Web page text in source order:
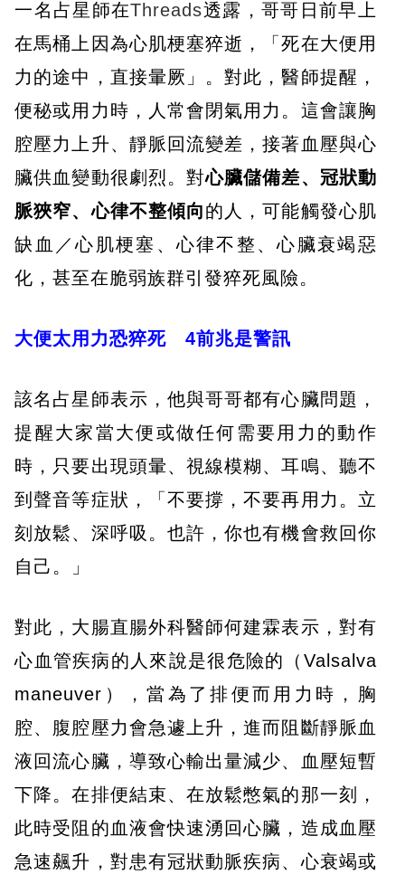
一名占星師在Threads透露，哥哥日前早上
在馬桶上因為心肌梗塞猝逝，「死在大便用
力的途中，直接暈厥」。對此，醫師提醒，
便秘或用力時，人常會閉氣用力。這會讓胸
腔壓力上升、靜脈回流變差，接著血壓與心
臟供血變動很劇烈。對心臟儲備差、冠狀動
脈狹窄、心律不整傾向的人，可能觸發心肌
缺血／心肌梗塞、心律不整、心臟衰竭惡
化，甚至在脆弱族群引發猝死風險。
大便太用力恐猝死 4前兆是警訊
該名占星師表示，他與哥哥都有心臟問題，
提醒大家當大便或做任何需要用力的動作
時，只要出現頭暈、視線模糊、耳鳴、聽不
到聲音等症狀，「不要撐，不要再用力。立
刻放鬆、深呼吸。也許，你也有機會救回你
自己。」
對此，大腸直腸外科醫師何建霖表示，對有
心血管疾病的人來說是很危險的（Valsalva
maneuver），當為了排便而用力時，胸
腔、腹腔壓力會急遽上升，進而阻斷靜脈血
液回流心臟，導致心輸出量減少、血壓短暫
下降。在排便結束、在放鬆憋氣的那一刻，
此時受阻的血液會快速湧回心臟，造成血壓
急速飆升，對患有冠狀動脈疾病、心衰竭或